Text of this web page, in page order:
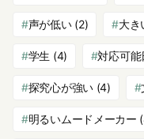
声が低い(2) 大き
学生 (4) 対応可能
探究心が強い(4)
明るいムードメーカー